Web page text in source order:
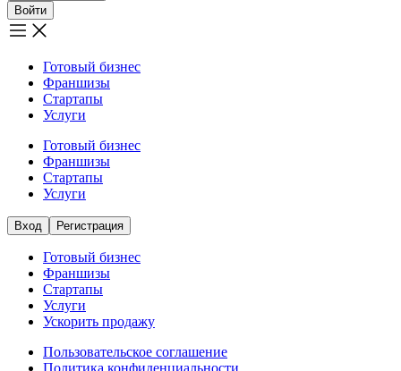
Войти
Готовый бизнес
Франшизы
Стартапы
Услуги
Готовый бизнес
Франшизы
Стартапы
Услуги
Вход Регистрация
Готовый бизнес
Франшизы
Стартапы
Услуги
Ускорить продажу
Пользовательское соглашение